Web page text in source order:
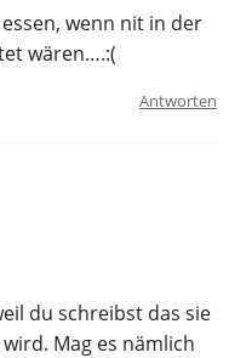
wenn nit in der
wären….:(
Antworten
du schreibst das sie
Mag es nämlich